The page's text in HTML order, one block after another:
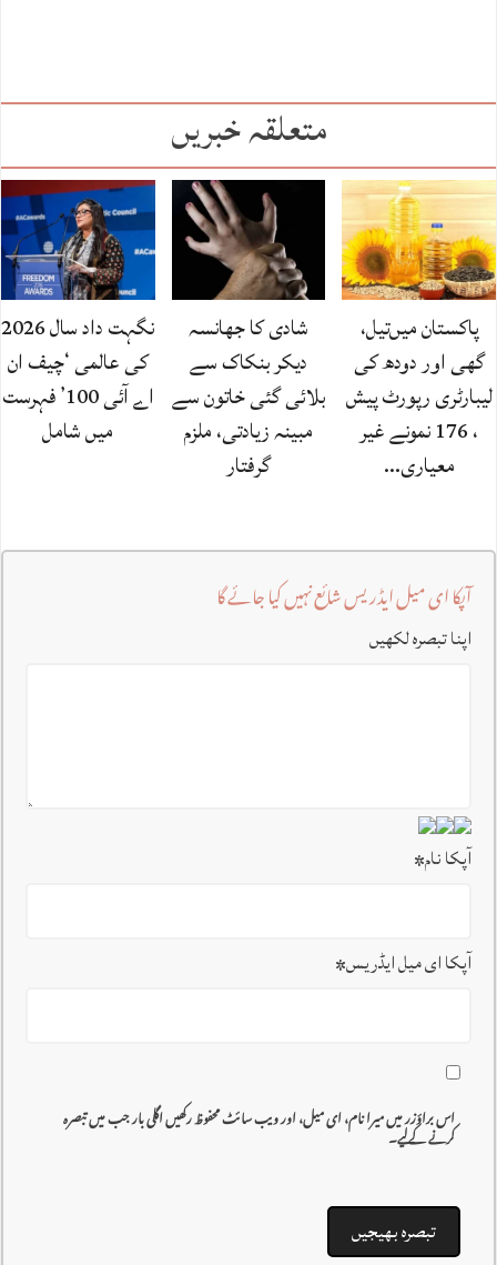
متعلقہ خبریں
پاکستان میں‌تیل،
گھی اور دودھ کی
لیبارٹری رپورٹ پیش
، 176 نمونے غیر
معیاری…
شادی کا جھانسہ
دیکر بنکاک سے
بلائی گئی خاتون سے
مبینہ زیادتی، ملزم
گرفتار
نگہت داد سال 2026
کی عالمی ‘چیف ان
اے آئی 100’ فہرست
میں شامل
آپکا ای میل ایڈریس شائع نہیں کیا جائے گا
اپنا تبصرہ لکھیں
آپکا نام*
آپکا ای میل ایڈریس*
اس براؤزر میں میرا نام، ای میل، اور ویب سائٹ محفوظ رکھیں اگلی بار جب میں تبصرہ
کرنے کےلیے۔